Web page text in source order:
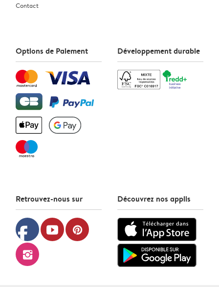
Contact
Options de Paiement Développement durable
Retrouvez-nous sur
facebook youtube pinterest
instagram
Découvrez nos applis